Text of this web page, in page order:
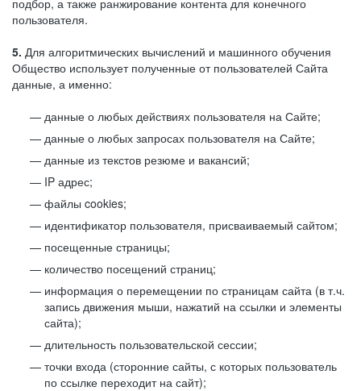
подбор, а также ранжирование контента для конечного
пользователя.
5. Для алгоритмических вычислений и машинного обучения
Общество использует полученные от пользователей Сайта
данные, а именно:
данные о любых действиях пользователя на Сайте;
данные о любых запросах пользователя на Сайте;
данные из текстов резюме и вакансий;
IP адрес;
файлы cookies;
идентификатор пользователя, присваиваемый сайтом;
посещенные страницы;
количество посещений страниц;
информация о перемещении по страницам сайта (в т.ч.
запись движения мыши, нажатий на ссылки и элементы
сайта);
длительность пользовательской сессии;
точки входа (сторонние сайты, с которых пользователь
по ссылке переходит на сайт);